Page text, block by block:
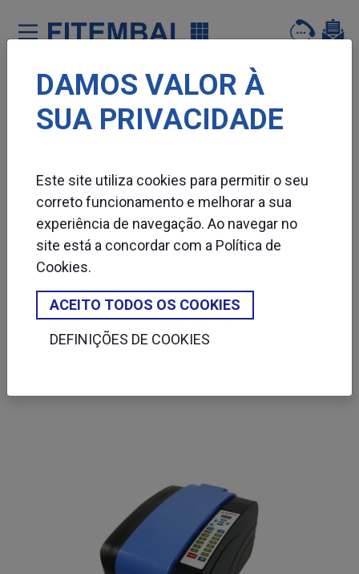
Saltar para o conteï¿½do principal da pï¿½gina
DISPENSADOR PAPEL GOMADO
DAMOS VALOR À
SUA PRIVACIDADE
Este site utiliza cookies para permitir o seu
correto funcionamento e melhorar a sua
experiência de navegação. Ao navegar no
site está a concordar com a Política de
Cookies.
ACEITO TODOS OS COOKIES
DEFINIÇÕES DE COOKIES